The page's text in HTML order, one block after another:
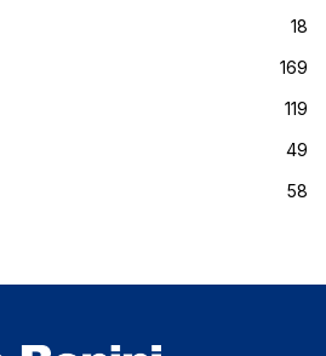
18
169
119
49
58